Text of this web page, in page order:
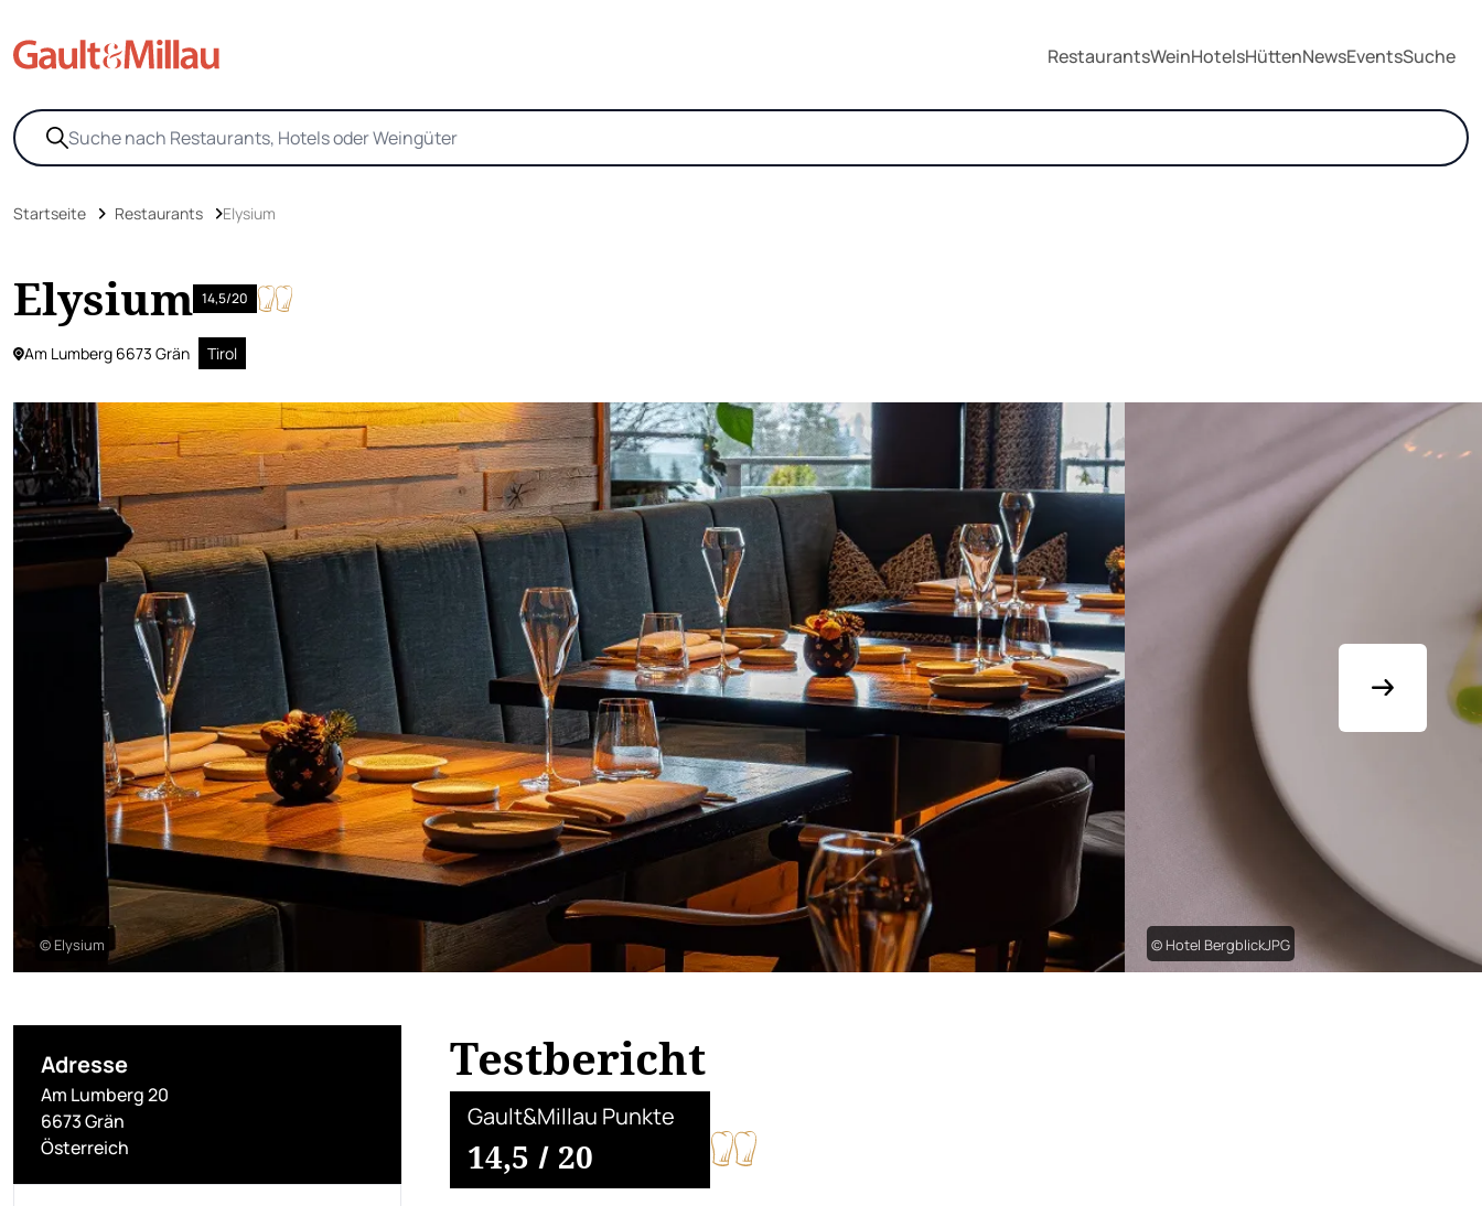
RestaurantsWeinHotelsHüttenNewsEventsSuche
Startseite Restaurants Elysium
Elysium 14,5/20
Am Lumberg 6673 Grän Tirol
© Elysium © Hotel BergblickJPG
Adresse
Am Lumberg 20
6673 Grän
Österreich
Testbericht
Gault&Millau Punkte
14,5 / 20